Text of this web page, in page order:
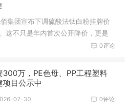
集团宣布下调硫酸法钛白粉挂牌价
这不只是年内首次公开降价，更是
的上行周期。进入7月后，下游涂0评论
300万，PE色母、PP工程塑料
项目公示中
0评论
07-30